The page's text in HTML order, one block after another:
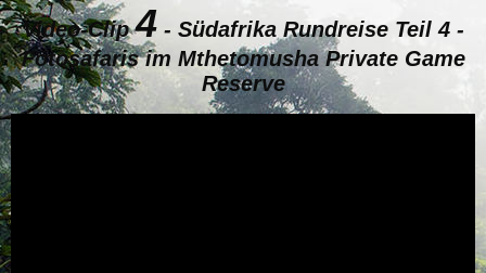
Video-Clip4- Südafrika Rundreise Teil 4 -
Fotosafaris im Mthetomusha Private Game
Reserve